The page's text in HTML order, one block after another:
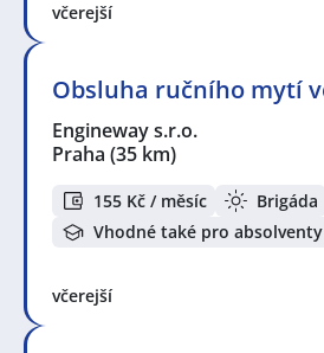
včerejší
Obsluha ručního mytí
Engineway s.r.o.
Praha (35 km)
155 Kč / měsíc
Brigáda
Vhodné také pro absolventy
včerejší